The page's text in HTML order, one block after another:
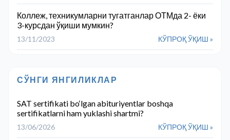
Коллеж, техникумларни тугатганлар ОТМда 2- ёки
3-курсдан ўқиши мумкин?
13/11/2023 КЎПРОҚ ЎҚИШ »
СЎНГИ ЯНГИЛИКЛАР
SAT sertifikati bo‘lgan abituriyentlar boshqa
sertifikatlarni ham yuklashi shartmi?
13/06/2026 КЎПРОҚ ЎҚИШ »